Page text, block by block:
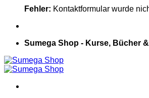
Fehler: Kontaktformular wurde
Sumega Shop - Kurse, Bücher